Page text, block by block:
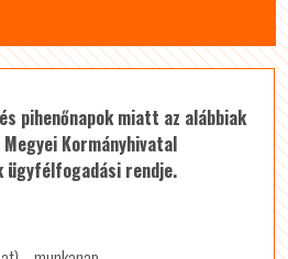
pihenőnapok miatt az alábbiak
Kormányhivatal
ügyfélfogadási rendje.